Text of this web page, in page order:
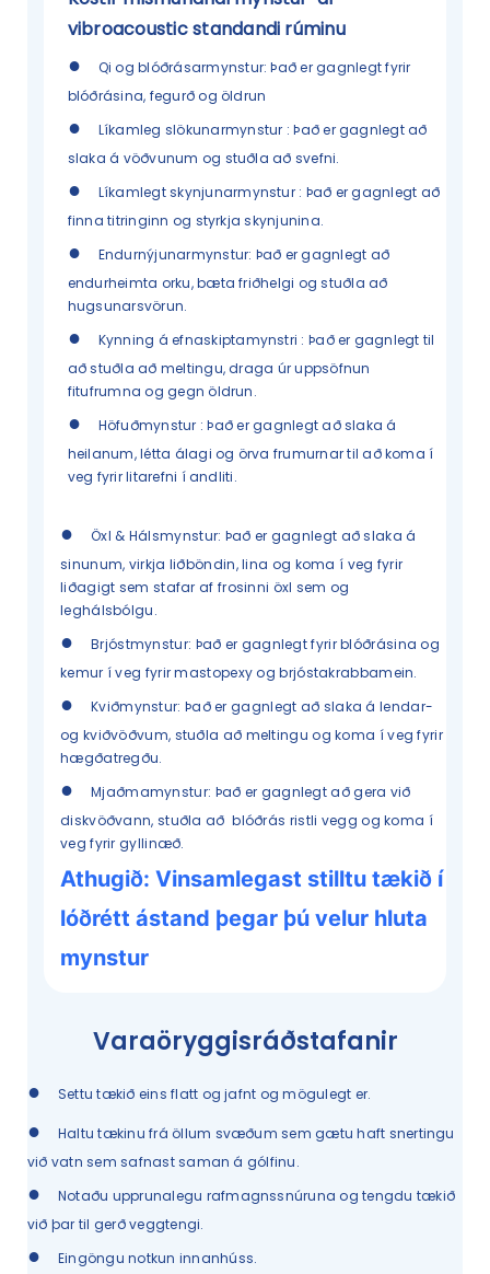
vibroacoustic standandi rúminu
●
Qi og blóðrásarmynstur: Það er gagnlegt fyrir
blóðrásina, fegurð og öldrun
● Líkamleg slökunarmynstur :Það er gagnlegt að
slaka á vöðvunum og stuðla að svefni.
● Líkamlegt skynjunarmynstur : Það er gagnlegt að
finna titringinn og styrkja skynjunina.
●
Endurnýjunarmynstur: Það er gagnlegt að
endurheimta orku, bæta friðhelgi og stuðla að
hugsunarsvörun.
● Kynning á efnaskiptamynstri :Það er gagnlegt til
að stuðla að meltingu, draga úr uppsöfnun
fitufrumna og gegn öldrun.
● Höfuðmynstur :Það er gagnlegt að slaka á
heilanum, létta álagi og örva frumurnar til að koma í
veg fyrir litarefni í andliti.
●
Öxl & Hálsmynstur: Það er gagnlegt að slaka á
sinunum, virkja liðböndin, lina og koma í veg fyrir
liðagigt sem stafar af frosinni öxl sem og
leghálsbólgu.
●
Brjóstmynstur: Það er gagnlegt fyrir blóðrásina og
kemur í veg fyrir mastopexy og brjóstakrabbamein.
●
Kviðmynstur: Það er gagnlegt að slaka á lendar-
og kviðvöðvum, stuðla að meltingu og koma í veg fyrir
hægðatregðu.
●
Mjaðmamynstur: Það er gagnlegt að gera við
diskvöðvann, stuðla að blóðrás ristli vegg og koma í
veg fyrir gyllinæð.
Athugið: Vinsamlegast stilltu tækið í
lóðrétt ástand þegar þú velur hluta
mynstur
Varaöryggisráðstafanir
● Settu tækið eins flatt og jafnt og mögulegt er.
●
Haltu tækinu frá öllum svæðum sem gætu haft snertingu
við vatn sem safnast saman á gólfinu.
●
Notaðu upprunalegu rafmagnssnúruna og tengdu tækið
við þar til gerð veggtengi.
● Eingöngu notkun innanhúss.